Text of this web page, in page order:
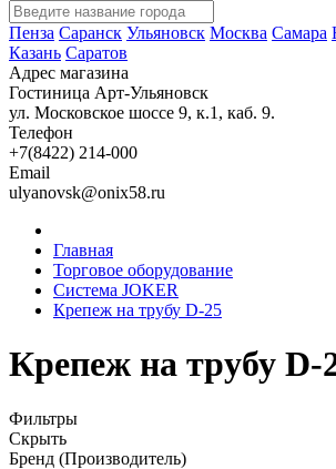
Пенза Саранск Ульяновск Москва Самара
Казань Саратов
Адрес магазина
Гостиница Арт-Ульяновск
ул. Московское шоссе 9, к.1, каб. 9.
Телефон
+7(8422) 214-000
Email
ulyanovsk@onix58.ru
Главная
Торговое оборудование
Система JOKER
Крепеж на трубу D-25
Крепеж на трубу D-
Фильтры
Скрыть
Бренд (Производитель)